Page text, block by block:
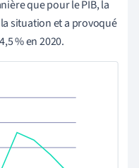
que pour le PIB, la
situation et a provoqué
% en 2020.